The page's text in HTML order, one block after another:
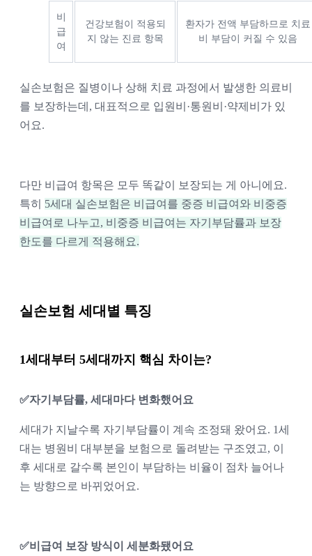
비
급
여
건강보험이 적용되
지 않는 진료 항목
환자가 전액 부담하므로 치료
비 부담이 커질 수 있음
실손보험은 질병이나 상해 치료 과정에서 발생한 의료비
를 보장하는데, 대표적으로 입원비·통원비·약제비가 있
어요.
다만 비급여 항목은 모두 똑같이 보장되는 게 아니에요.
특히 5세대 실손보험은 비급여를 중증 비급여와 비중증
비급여로 나누고, 비중증 비급여는 자기부담률과 보장
한도를 다르게 적용해요.
실손보험 세대별 특징
1세대부터 5세대까지 핵심 차이는?
✅자기부담률, 세대마다 변화했어요
세대가 지날수록 자기부담률이 계속 조정돼 왔어요. 1세
대는 병원비 대부분을 보험으로 돌려받는 구조였고, 이
후 세대로 갈수록 본인이 부담하는 비율이 점차 늘어나
는 방향으로 바뀌었어요.
✅비급여 보장 방식이 세분화됐어요